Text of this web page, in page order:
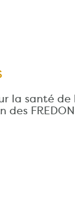
la santé
des